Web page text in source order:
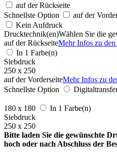
auf der Rückseite
Schnellste Option
auf der
Kein Aufdruck
Drucktechnik(en)Wählen Sie die
auf der RückseiteMehr Infos zu
In 1 Farbe(n)
Siebdruck
250 x 250
auf der VorderseiteMehr Infos zu
Schnellste Option
180 x 180
In 1 Farbe(n)
Siebdruck
250 x 250
Bitte laden Sie die gewünschte
hoch oder nach Abschluss der